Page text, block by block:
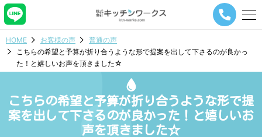
メ
ビ
シ
ョ
ン
HOME お客様の声
普通の声
こちらの希望と予算が折り合うような形で提案を出して下さるのが良かっ
た！と嬉しいお声を頂きました☆
こちらの希望と予算が折り合うような形で提
案を出して下さるのが良かった！と嬉しいお
声を頂きました☆